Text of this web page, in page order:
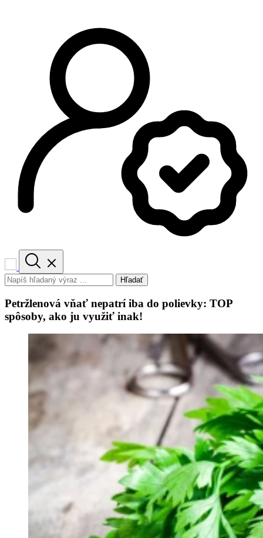
Hľadať
Petržlenová vňať nepatrí iba do polievky: TOP
spôsoby, ako ju využiť inak!